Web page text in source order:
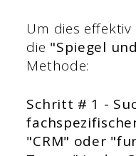
Um dies
die "Spiegel
Methode:
Schritt # 1 -
"CRM" oder